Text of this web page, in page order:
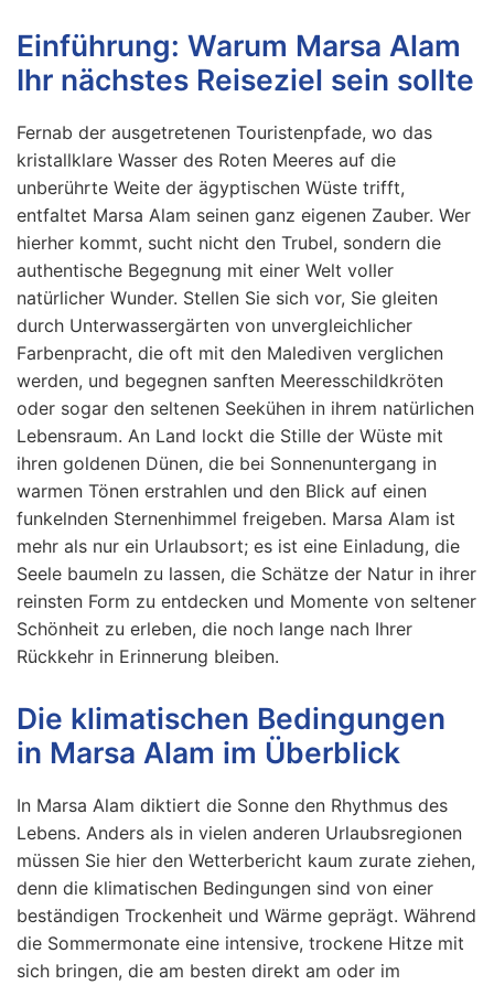
Einführung: Warum Marsa Alam
Ihr nächstes Reiseziel sein sollte
Fernab der ausgetretenen Touristenpfade, wo das
kristallklare Wasser des Roten Meeres auf die
unberührte Weite der ägyptischen Wüste trifft,
entfaltet Marsa Alam seinen ganz eigenen Zauber. Wer
hierher kommt, sucht nicht den Trubel, sondern die
authentische Begegnung mit einer Welt voller
natürlicher Wunder. Stellen Sie sich vor, Sie gleiten
durch Unterwassergärten von unvergleichlicher
Farbenpracht, die oft mit den Malediven verglichen
werden, und begegnen sanften Meeresschildkröten
oder sogar den seltenen Seekühen in ihrem natürlichen
Lebensraum. An Land lockt die Stille der Wüste mit
ihren goldenen Dünen, die bei Sonnenuntergang in
warmen Tönen erstrahlen und den Blick auf einen
funkelnden Sternenhimmel freigeben. Marsa Alam ist
mehr als nur ein Urlaubsort; es ist eine Einladung, die
Seele baumeln zu lassen, die Schätze der Natur in ihrer
reinsten Form zu entdecken und Momente von seltener
Schönheit zu erleben, die noch lange nach Ihrer
Rückkehr in Erinnerung bleiben.
Die klimatischen Bedingungen
in Marsa Alam im Überblick
In Marsa Alam diktiert die Sonne den Rhythmus des
Lebens. Anders als in vielen anderen Urlaubsregionen
müssen Sie hier den Wetterbericht kaum zurate ziehen,
denn die klimatischen Bedingungen sind von einer
beständigen Trockenheit und Wärme geprägt. Während
die Sommermonate eine intensive, trockene Hitze mit
sich bringen, die am besten direkt am oder im